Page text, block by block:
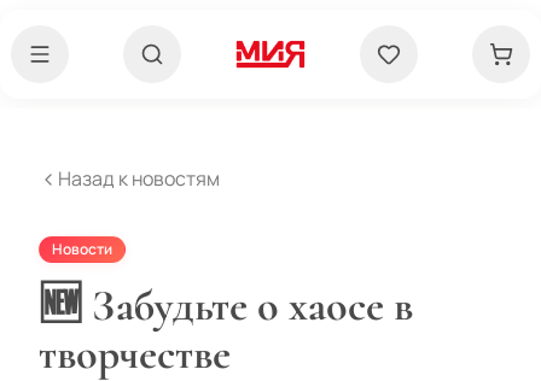
Назад к новостям
Новости
🆕 Забудьте о хаосе в
творчестве